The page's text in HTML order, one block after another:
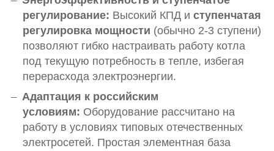
регулирование: Высокий КПД и ступенчатая
регулировка мощности (обычно 2-3 ступени)
позволяют гибко настраивать работу котла
под текущую потребность в тепле, избегая
перерасхода электроэнергии.
Адаптация к российским
условиям: Оборудование рассчитано на
работу в условиях типовых отечественных
электросетей. Простая элементная база